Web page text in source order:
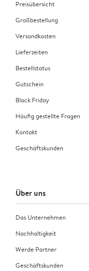
Preisübersicht
Großbestellung
Versandkosten
Lieferzeiten
Bestellstatus
Gutschein
Black Friday
Häufig gestellte Fragen
Kontakt
Geschäftskunden
Über uns
Das Unternehmen
Nachhaltigkeit
Werde Partner
Geschäftskunden